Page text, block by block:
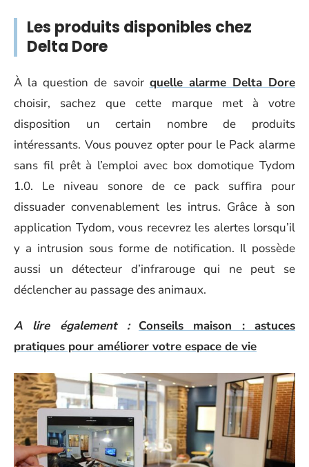
Les produits disponibles chez
Delta Dore
À la question de savoir quelle alarme Delta Dore
choisir, sachez que cette marque met à votre
disposition un certain nombre de produits
intéressants. Vous pouvez opter pour le Pack alarme
sans fil prêt à l’emploi avec box domotique Tydom
1.0. Le niveau sonore de ce pack suffira pour
dissuader convenablement les intrus. Grâce à son
application Tydom, vous recevrez les alertes lorsqu’il
y a intrusion sous forme de notification. Il possède
aussi un détecteur d’infrarouge qui ne peut se
déclencher au passage des animaux.
A lire également :
Conseils maison : astuces
pratiques pour améliorer votre espace de vie